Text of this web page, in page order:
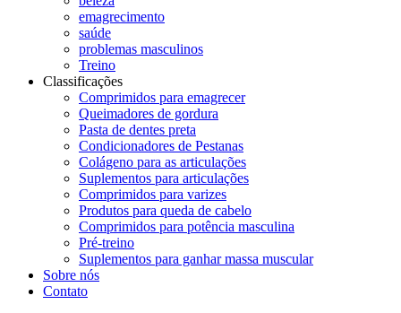
emagrecimento
saúde
problemas masculinos
Treino
Classificações
Comprimidos para emagrecer
Queimadores de gordura
Pasta de dentes preta
Condicionadores de Pestanas
Colágeno para as articulações
Suplementos para articulações
Comprimidos para varizes
Produtos para queda de cabelo
Comprimidos para potência masculina
Pré-treino
Suplementos para ganhar massa muscular
Sobre nós
Contato